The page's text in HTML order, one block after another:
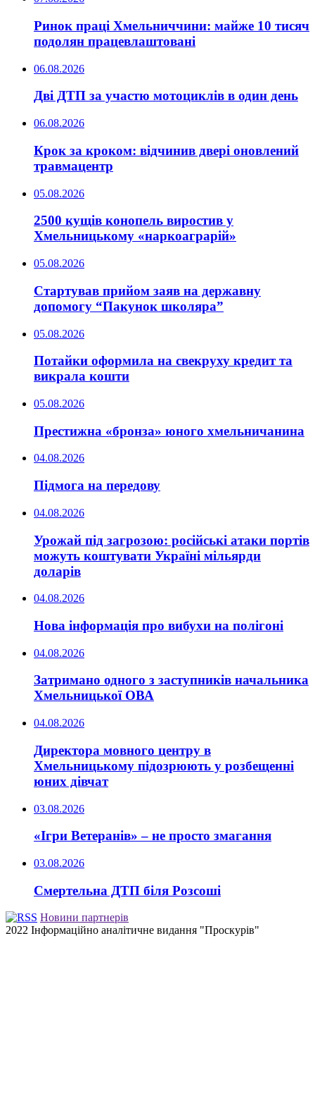
Ринок праці Хмельниччини: майже 10 тисяч
подолян працевлаштовані
06.08.2026
Дві ДТП за участю мотоциклів в один день
06.08.2026
Крок за кроком: відчинив двері оновлений
травмацентр
05.08.2026
2500 кущів конопель виростив у
Хмельницькому «наркоаграрій»
05.08.2026
Стартував прийом заяв на державну
допомогу “Пакунок школяра”
05.08.2026
Потайки оформила на свекруху кредит та
викрала кошти
05.08.2026
Престижна «бронза» юного хмельничанина
04.08.2026
Підмога на передову
04.08.2026
Урожай під загрозою: російські атаки портів
можуть коштувати Україні мільярди
доларів
04.08.2026
Нова інформація про вибухи на полігоні
04.08.2026
Затримано одного з заступників начальника
Хмельницької ОВА
04.08.2026
Директора мовного центру в
Хмельницькому підозрюють у розбещенні
юних дівчат
03.08.2026
«Ігри Ветеранів» – не просто змагання
03.08.2026
Смертельна ДТП біля Розсоші
Новини партнерів
2022 Інформаційно аналітичне видання "Проскурів"